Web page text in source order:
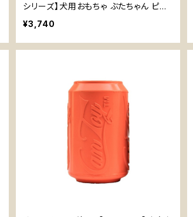
シリーズ】犬用おもちゃ ぶたちゃん ピー
ピーボール 2度楽しめる
¥3,740